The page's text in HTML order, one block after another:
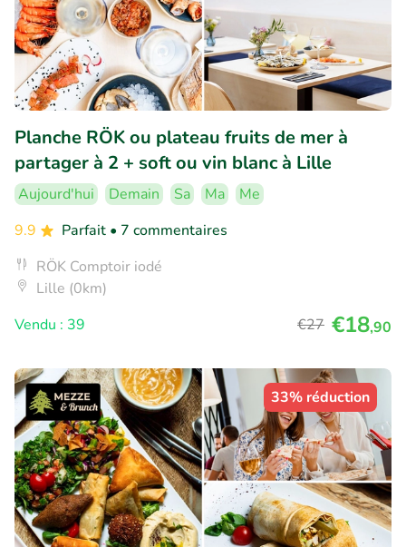
Planche RÖK ou plateau fruits de mer à
partager à 2 + soft ou vin blanc à Lille
Aujourd'hui Demain Sa Ma
Me
9.9
Parfait • 7 commentaires
RÖK Comptoir iodé
Lille (0km)
Vendu : 39
€27 €18,90
33% réduction